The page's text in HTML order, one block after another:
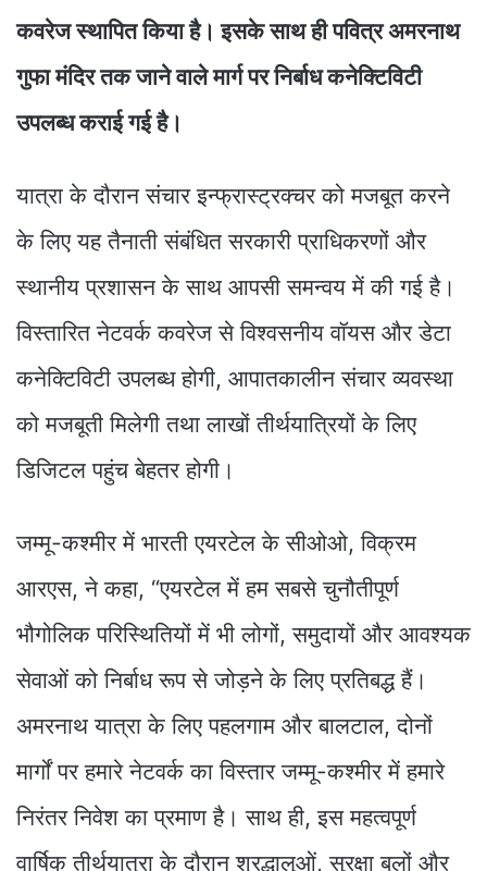
कवरेज स्थापित किया है। इसके साथ ही पवित्र अमरनाथ
गुफा मंदिर तक जाने वाले मार्ग पर निर्बाध कनेक्टिविटी
उपलब्ध कराई गई है।
यात्रा के दौरान संचार इन्फ्रास्ट्रक्चर को मजबूत करने
के लिए यह तैनाती संबंधित सरकारी प्राधिकरणों और
स्थानीय प्रशासन के साथ आपसी समन्वय में की गई है।
विस्तारित नेटवर्क कवरेज से विश्वसनीय वॉयस और डेटा
कनेक्टिविटी उपलब्ध होगी, आपातकालीन संचार व्यवस्था
को मजबूती मिलेगी तथा लाखों तीर्थयात्रियों के लिए
डिजिटल पहुंच बेहतर होगी।
जम्मू-कश्मीर में भारती एयरटेल के सीओओ, विक्रम
आरएस, ने कहा, “एयरटेल में हम सबसे चुनौतीपूर्ण
भौगोलिक परिस्थितियों में भी लोगों, समुदायों और आवश्यक
सेवाओं को निर्बाध रूप से जोड़ने के लिए प्रतिबद्ध हैं।
अमरनाथ यात्रा के लिए पहलगाम और बालटाल, दोनों
मार्गों पर हमारे नेटवर्क का विस्तार जम्मू-कश्मीर में हमारे
निरंतर निवेश का प्रमाण है। साथ ही, इस महत्वपूर्ण
वार्षिक तीर्थयात्रा के दौरान श्रद्धालुओं, सुरक्षा बलों और